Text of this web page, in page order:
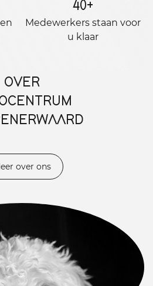
40+
Medewerkers staan ​​voor
u klaar
OVER
over ons